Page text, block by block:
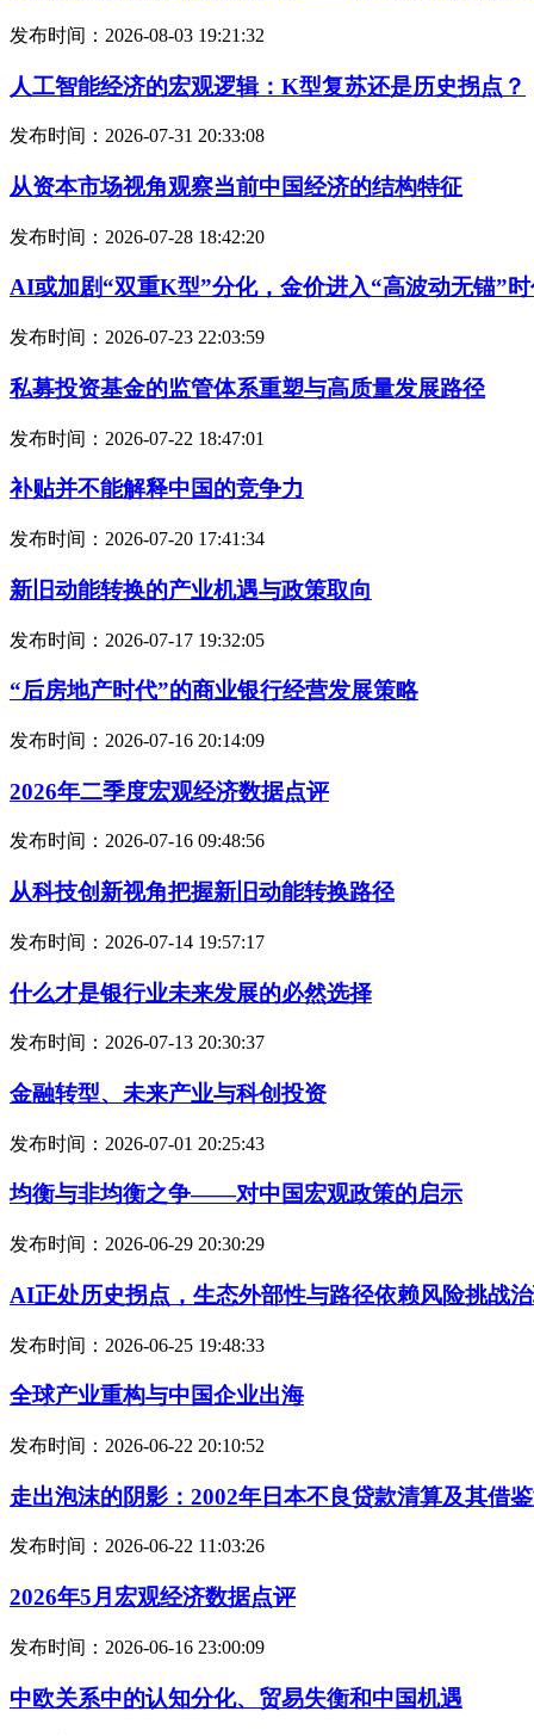
发布时间：2026-08-03 19:21:32
人工智能经济的宏观逻辑：K型复苏还是历史拐点？
发布时间：2026-07-31 20:33:08
从资本市场视角观察当前中国经济的结构特征
发布时间：2026-07-28 18:42:20
AI或加剧“双重K型”分化，金价进入“高波动无锚”
发布时间：2026-07-23 22:03:59
私募投资基金的监管体系重塑与高质量发展路径
发布时间：2026-07-22 18:47:01
补贴并不能解释中国的竞争力
发布时间：2026-07-20 17:41:34
新旧动能转换的产业机遇与政策取向
发布时间：2026-07-17 19:32:05
“后房地产时代”的商业银行经营发展策略
发布时间：2026-07-16 20:14:09
2026年二季度宏观经济数据点评
发布时间：2026-07-16 09:48:56
从科技创新视角把握新旧动能转换路径
发布时间：2026-07-14 19:57:17
什么才是银行业未来发展的必然选择
发布时间：2026-07-13 20:30:37
金融转型、未来产业与科创投资
发布时间：2026-07-01 20:25:43
均衡与非均衡之争——对中国宏观政策的启示
发布时间：2026-06-29 20:30:29
AI正处历史拐点，生态外部性与路径依赖风险挑战
发布时间：2026-06-25 19:48:33
全球产业重构与中国企业出海
发布时间：2026-06-22 20:10:52
走出泡沫的阴影：2002年日本不良贷款清算及其借
发布时间：2026-06-22 11:03:26
2026年5月宏观经济数据点评
发布时间：2026-06-16 23:00:09
中欧关系中的认知分化、贸易失衡和中国机遇